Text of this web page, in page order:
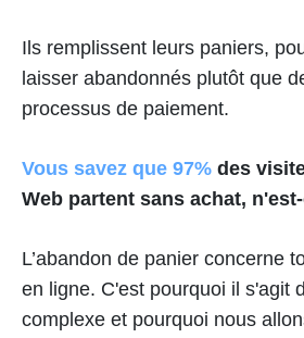
Ils remplissent leurs paniers,
laisser abandonnés plutôt que
processus de paiement.
Vous savez que 97% des
Web partent sans achat,
L’abandon de panier concerne
en ligne. C'est pourquoi il s'agit
complexe et pourquoi nous